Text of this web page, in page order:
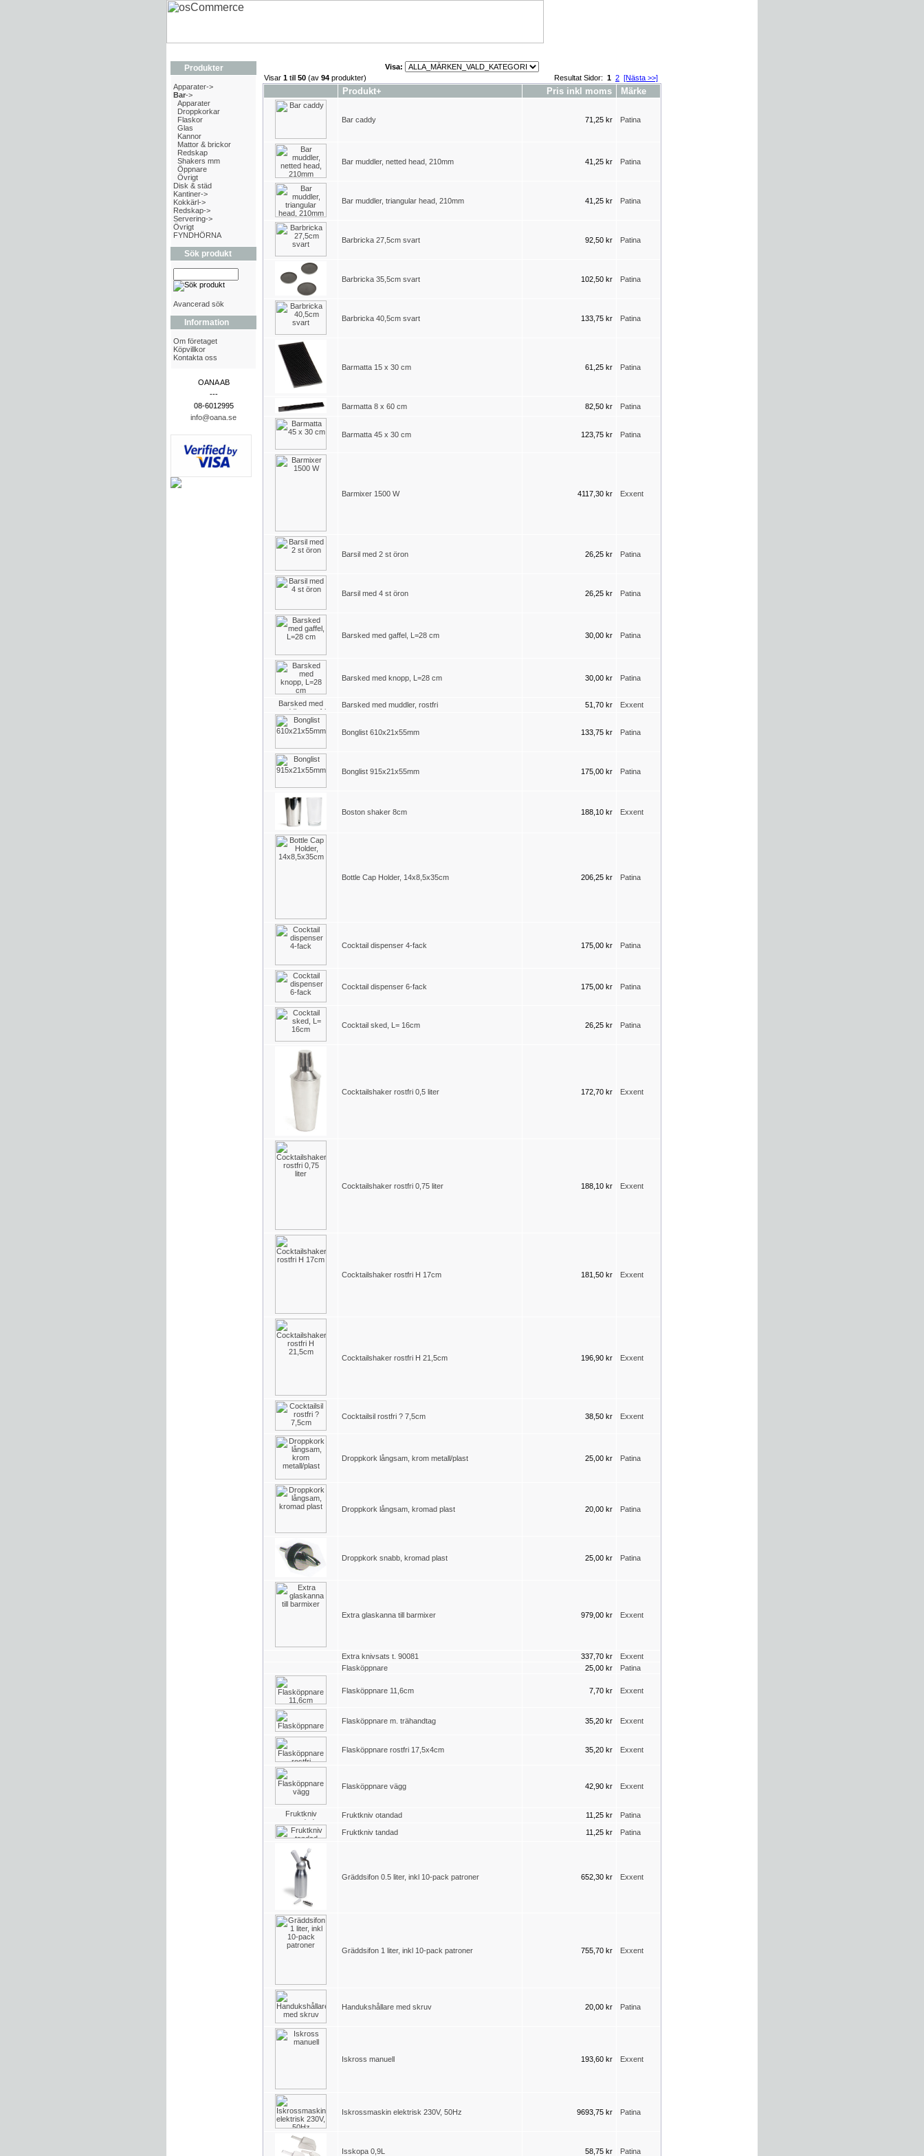
Produkter
Apparater->
Bar->
Apparater
Droppkorkar
Flaskor
Glas
Kannor
Mattor & brickor
Redskap
Shakers mm
Öppnare
Övrigt
Disk & städ
Kantiner->
Kokkärl->
Redskap->
Servering->
Övrigt
FYNDHÖRNA
Sök produkt
Avancerad sök
Information
Om företaget
Köpvillkor
Kontakta oss
OANA AB
---
08-6012995
info@oana.se
Visa:
Visar 1 till 50 (av 94 produkter) Resultat Sidor: 1 2 [Nästa >>]
Produkt+ Pris inkl moms Märke
Bar caddy 71,25 kr Patina
Bar muddler, netted head, 210mm 41,25 kr Patina
Bar muddler, triangular head, 210mm 41,25 kr Patina
Barbricka 27,5cm svart 92,50 kr Patina
Barbricka 35,5cm svart 102,50 kr Patina
Barbricka 40,5cm svart 133,75 kr Patina
Barmatta 15 x 30 cm 61,25 kr Patina
Barmatta 8 x 60 cm 82,50 kr Patina
Barmatta 45 x 30 cm 123,75 kr Patina
Barmixer 1500 W 4117,30 kr Exxent
Barsil med 2 st öron 26,25 kr Patina
Barsil med 4 st öron 26,25 kr Patina
Barsked med gaffel, L=28 cm 30,00 kr Patina
Barsked med knopp, L=28 cm 30,00 kr Patina
Barsked med muddler, rostfri 51,70 kr Exxent
Bonglist 610x21x55mm 133,75 kr Patina
Bonglist 915x21x55mm 175,00 kr Patina
Boston shaker 8cm 188,10 kr Exxent
Bottle Cap Holder, 14x8,5x35cm 206,25 kr Patina
Cocktail dispenser 4-fack 175,00 kr Patina
Cocktail dispenser 6-fack 175,00 kr Patina
Cocktail sked, L= 16cm 26,25 kr Patina
Cocktailshaker rostfri 0,5 liter 172,70 kr Exxent
Cocktailshaker rostfri 0,75 liter 188,10 kr Exxent
Cocktailshaker rostfri H 17cm 181,50 kr Exxent
Cocktailshaker rostfri H 21,5cm 196,90 kr Exxent
Cocktailsil rostfri ? 7,5cm 38,50 kr Exxent
Droppkork långsam, krom metall/plast 25,00 kr Patina
Droppkork långsam, kromad plast 20,00 kr Patina
Droppkork snabb, kromad plast 25,00 kr Patina
Extra glaskanna till barmixer 979,00 kr Exxent
Extra knivsats t. 90081 337,70 kr
Exxent
Flasköppnare
25,00 kr Patina
Flasköppnare 11,6cm 7,70 kr Exxent
Flasköppnare m. trähandtag 35,20 kr Exxent
Flasköppnare rostfri 17,5x4cm 35,20 kr Exxent
Flasköppnare vägg 42,90 kr Exxent
Fruktkniv otandad 11,25 kr Patina
Fruktkniv tandad 11,25 kr Patina
Gräddsifon 0.5 liter, inkl 10-pack patroner 652,30 kr Exxent
Gräddsifon 1 liter, inkl 10-pack patroner 755,70 kr Exxent
Handukshållare med skruv 20,00 kr Patina
Iskross manuell 193,60 kr Exxent
Iskrossmaskin elektrisk 230V, 50Hz 9693,75 kr Patina
Isskopa 0,9L 58,75 kr Patina